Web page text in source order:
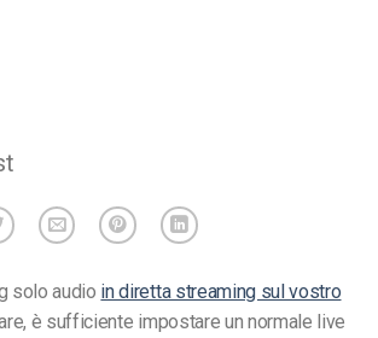
solo audio in diretta streaming sul vostro
è sufficiente impostare un normale live